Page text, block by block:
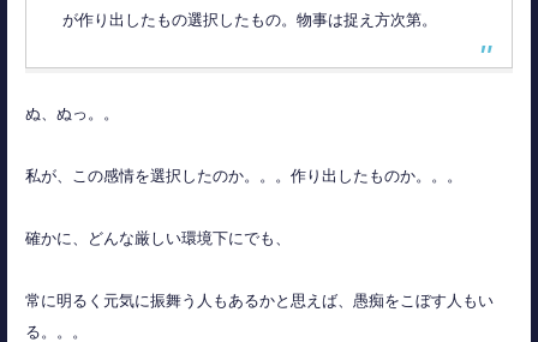
が作り出したもの選択したもの。物事は捉え方次第。
ぬ、ぬっ。。
私が、この感情を選択したのか。。。作り出したものか。。。
確かに、どんな厳しい環境下にでも、
常に明るく元気に振舞う人もあるかと思えば、愚痴をこぼす人もい
る。。。